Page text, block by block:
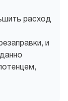
расход
и